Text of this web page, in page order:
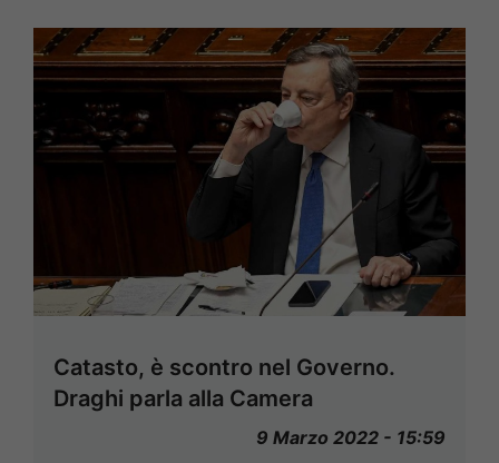
Catasto, è scontro nel Governo.
Draghi parla alla Camera
9 Marzo 2022 - 15:59